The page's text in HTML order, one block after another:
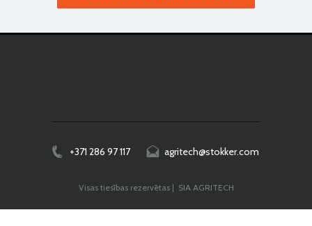
+371 286 97 117 agritech@stokker.com
Visas tiesības rezervētas | SIA AGRITECH